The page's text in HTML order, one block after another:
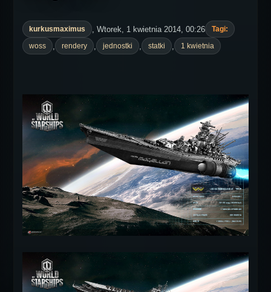
kurkusmaximus , Wtorek, 1 kwietnia 2014, 00:26
Tagi:
woss
rendery jednostki statki 1 kwietnia